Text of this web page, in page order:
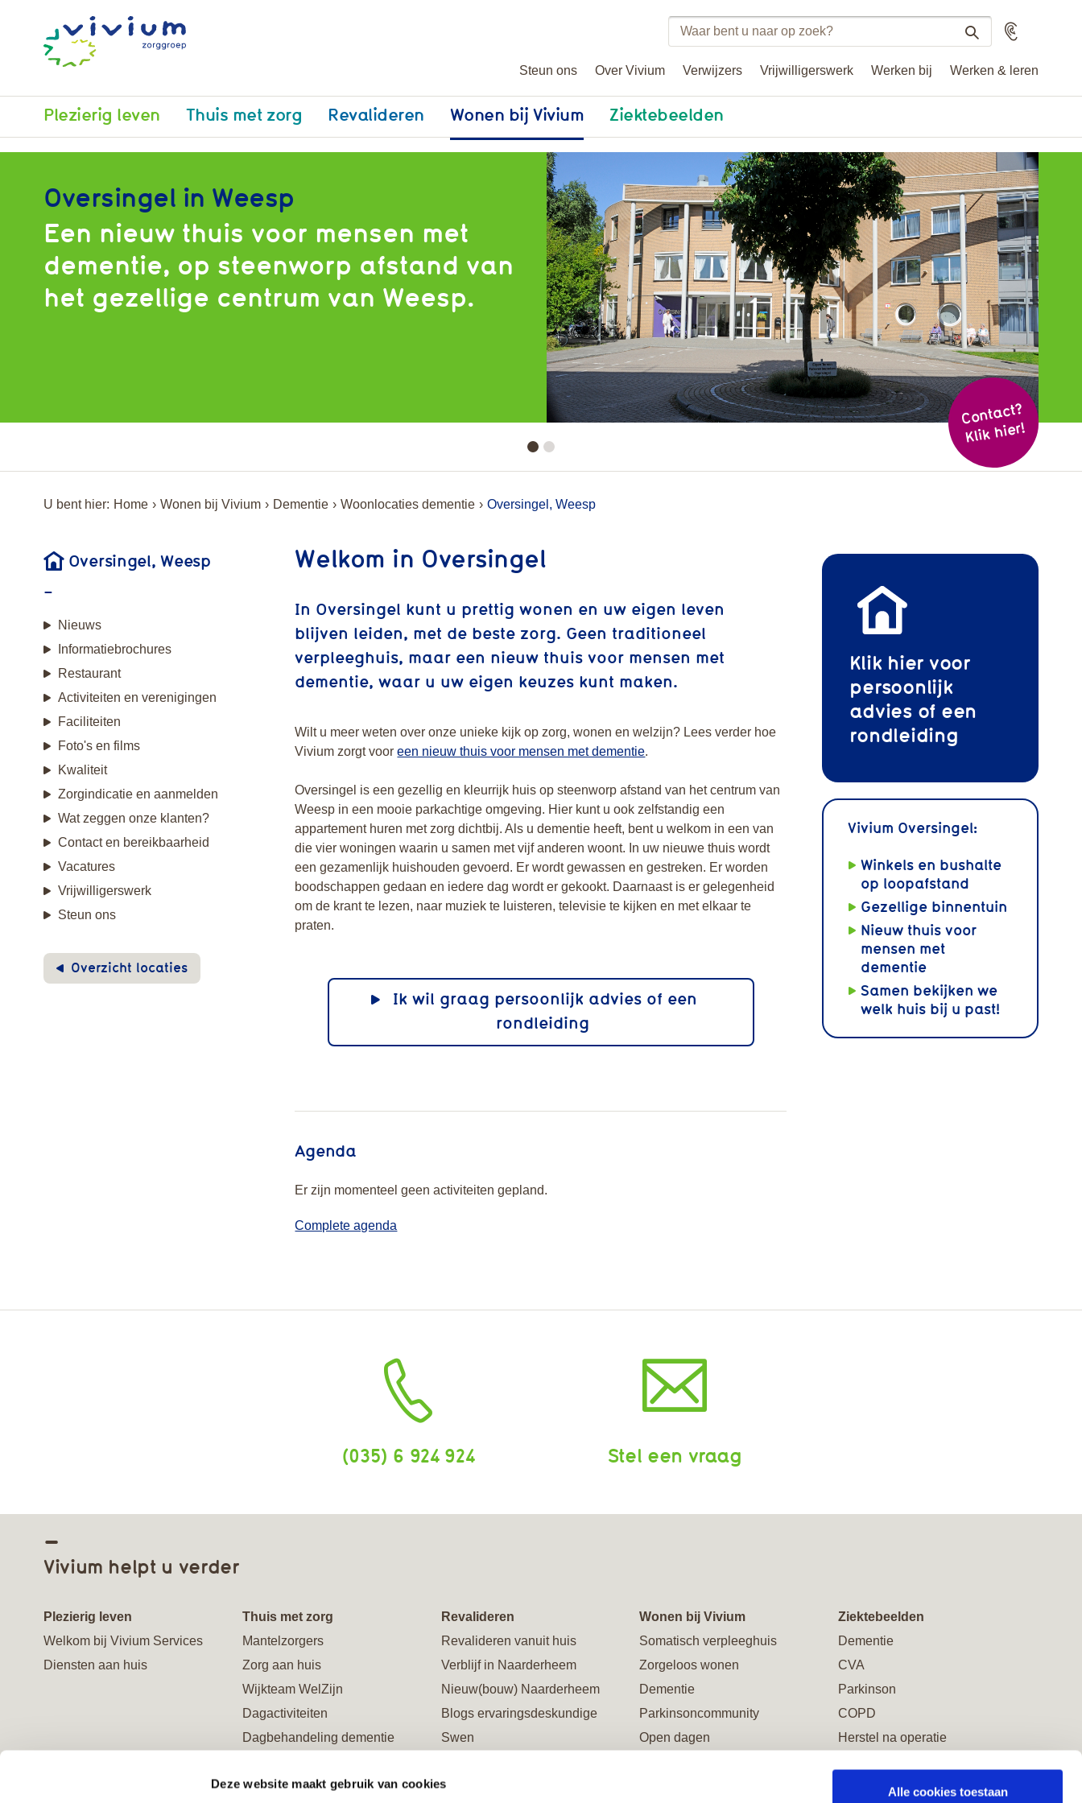
Deze website maakt gebruik van cookies
Alle cookies toestaan
Plezierig leven Thuis met zorg Revalideren Wonen bij Vivium Ziektebeelden
Steun ons Over Vivium Verwijzers Vrijwilligerswerk Werken bij Werken & leren
Zoeken
binnen
vivium.nl
Voorlezen
Oversingel in Weesp
Een nieuw thuis voor mensen met
dementie, op steenworp afstand van
het gezellige centrum van Weesp.
Cont
act?
Klik hier!
U bent hier: Home Wonen bij Vivium Dementie Woonlocaties dementie Oversingel, Weesp
Oversingel, Weesp
Nieuws
Informatiebrochures
Restaurant
Activiteiten en verenigingen
Faciliteiten
Foto's en films
Kwaliteit
Zorgindicatie en aanmelden
Wat zeggen onze klanten?
Contact en bereikbaarheid
Vacatures
Vrijwilligerswerk
Steun ons
Overzicht locaties
Welkom in Oversingel
In Oversingel kunt u prettig wonen en uw eigen leven
blijven leiden, met de beste zorg. Geen traditioneel
verpleeghuis, maar een nieuw thuis voor mensen met
dementie, waar u uw eigen keuzes kunt maken.
Wilt u meer weten over onze unieke kijk op zorg, wonen en welzijn? Lees verder hoe
Vivium zorgt vooreen nieuw thuis voor mensen met dementie.
Oversingel is een gezellig en kleurrijk huis op steenworp afstand van het centrum van
Weesp in een mooie parkachtige omgeving. Hier kunt u ook zelfstandig een
appartement huren met zorg dichtbij. Als u dementie heeft, bent u welkom in een van
die vier woningen waarin u samen met vijf anderen woont. In uw nieuwe thuis wordt
een gezamenlijk huishouden gevoerd. Er wordt gewassen en gestreken. Er worden
boodschappen gedaan en iedere dag wordt er gekookt. Daarnaast is er gelegenheid
om de krant te lezen, naar muziek te luisteren, televisie te kijken en met elkaar te
praten.
Ik wil graag persoonlijk advies of een
rondleiding
Agenda
Er zijn momenteel geen activiteiten gepland.
Complete agenda
Klik hier voor
persoonlijk
advies of een
rondleiding
Vivium Oversingel:
Winkels en bushalte
op loopafstand
Gezellige binnentuin
Nieuw thuis voor
mensen met
dementie
Samen bekijken we
welk huis bij u past!
(035) 6 924 924 Stel een vraag
Vivium helpt u verder
Plezierig leven
Welkom bij Vivium Services
Diensten aan huis
Thuis met zorg
Mantelzorgers
Zorg aan huis
Wijkteam WelZijn
Dagactiviteiten
Dagbehandeling dementie
Advies en behandeling
Revalideren
Revalideren vanuit huis
Verblijf in Naarderheem
Nieuw(bouw) Naarderheem
Blogs ervaringsdeskundige
Swen
Verblijf in Flevoburen
Wonen bij Vivium
Somatisch verpleeghuis
Zorgeloos wonen
Dementie
Parkinsoncommunity
Open dagen
Ziektebeelden
Dementie
CVA
Parkinson
COPD
Herstel na operatie